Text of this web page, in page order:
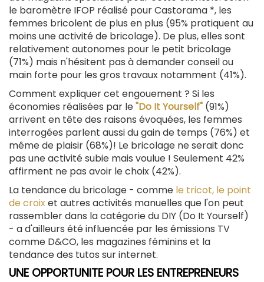
le baromètre IFOP réalisé pour Castorama *, les
femmes bricolent de plus en plus (95% pratiquent au
moins une activité de bricolage). De plus, elles sont
relativement autonomes pour le petit bricolage
(71%) mais n'hésitent pas à demander conseil ou
main forte pour les gros travaux notamment (41%).
Comment expliquer cet engouement ? Si les
économies réalisées par le"Do It Yourself" (91%)
arrivent en tête des raisons évoquées, les femmes
interrogées parlent aussi du gain de temps (76%) et
même de plaisir (68%)! Le bricolage ne serait donc
pas une activité subie mais voulue ! Seulement 42%
affirment ne pas avoir le choix (42%).
La tendance du bricolage - comme le tricot, le point
de croixet autres activités manuelles que l'on peut
rassembler dans la catégorie du DIY (Do It Yourself)
- a d'ailleurs été influencée par les émissions TV
comme D&CO, les magazines féminins et la
tendance des tutos sur internet.
UNE OPPORTUNITE POUR LES ENTREPRENEURS